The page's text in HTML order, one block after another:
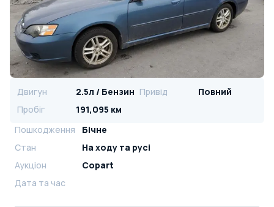
Двигун 2.5л / Бензин Привід
Повний
Пробіг
191,095 км
Пошкодження
Бічне
Стан
На ​​ходу та русі
Аукціон
Copart
Дата та час